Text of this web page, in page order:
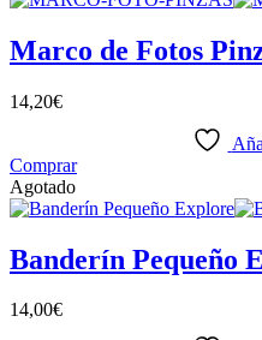
Marco de Fotos
14,20€
Comprar
Agotado
Banderín Pequeño
14,00€